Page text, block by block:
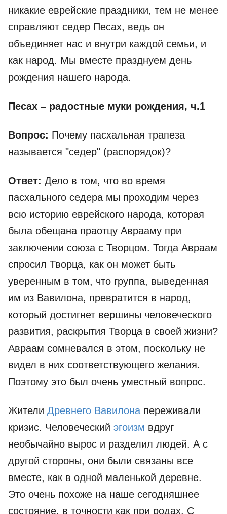
никакие еврейские праздники, тем не менее
справляют седер Песах, ведь он
объединяет нас и внутри каждой семьи, и
как народ. Мы вместе празднуем день
рождения нашего народа.
Песах – радостные муки рождения, ч.1
Вопрос: Почему пасхальная трапеза
называется "седер" (распорядок)?
Ответ: Дело в том, что во время
пасхального седера мы проходим через
всю историю еврейского народа, которая
была обещана праотцу Аврааму при
заключении союза с Творцом. Тогда Авраам
спросил Творца, как он может быть
уверенным в том, что группа, выведенная
им из Вавилона, превратится в народ,
который достигнет вершины человеческого
развития, раскрытия Творца в своей жизни?
Авраам сомневался в этом, поскольку не
видел в них соответствующего желания.
Поэтому это был очень уместный вопрос.
Жители Древнего Вавилона переживали
кризис. Человеческий эгоизм вдруг
необычайно вырос и разделил людей. А с
другой стороны, они были связаны все
вместе, как в одной маленькой деревне.
Это очень похоже на наше сегодняшнее
состояние, в точности как при родах. С